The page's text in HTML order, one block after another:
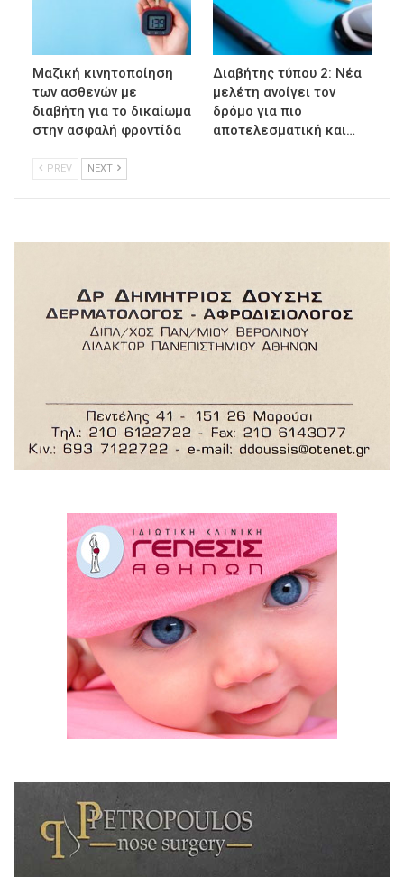
Μαζική κινητοποίηση
των ασθενών με
διαβήτη για το δικαίωμα
στην ασφαλή φροντίδα
Διαβήτης τύπου 2: Νέα
μελέτη ανοίγει τον
δρόμο για πιο
αποτελεσματική και…
PREV NEXT